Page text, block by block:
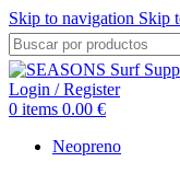
Skip to navigation Skip
Login / Register
0 items 0.00 €
Neopreno